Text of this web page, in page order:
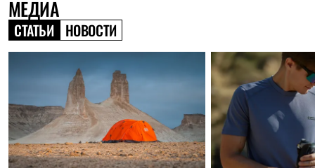
Где купить
МЕДИА
СТАТЬИ НОВОСТИ